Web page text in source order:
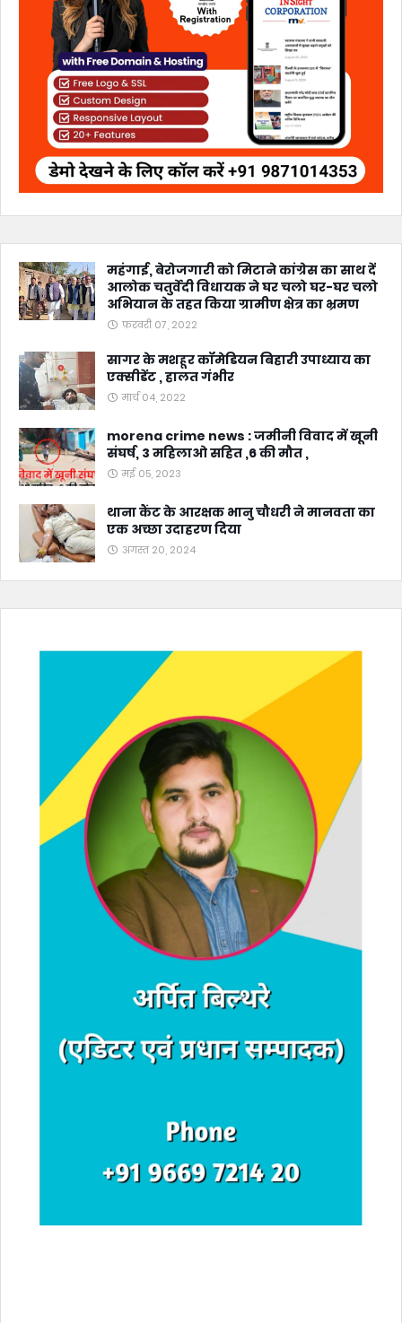
महंगाई, बेरोजगारी को मिटाने कांग्रेस का साथ दें
आलोक चतुर्वेदी विधायक ने घर चलो घर-घर चलो
अभियान के तहत किया ग्रामीण क्षेत्र का भ्रमण
फ़रवरी 07, 2022
सागर के मशहूर कॉमेडियन बिहारी उपाध्याय का
एक्सीडेंट , हालत गंभीर
मार्च 04, 2022
morena crime news : जमीनी विवाद में खूनी
संघर्ष, 3 महिलाओ सहित ,6 की मौत ,
मई 05, 2023
थाना कैंट के आरक्षक भानु चौधरी ने मानवता का
एक अच्छा उदाहरण दिया
अगस्त 20, 2024